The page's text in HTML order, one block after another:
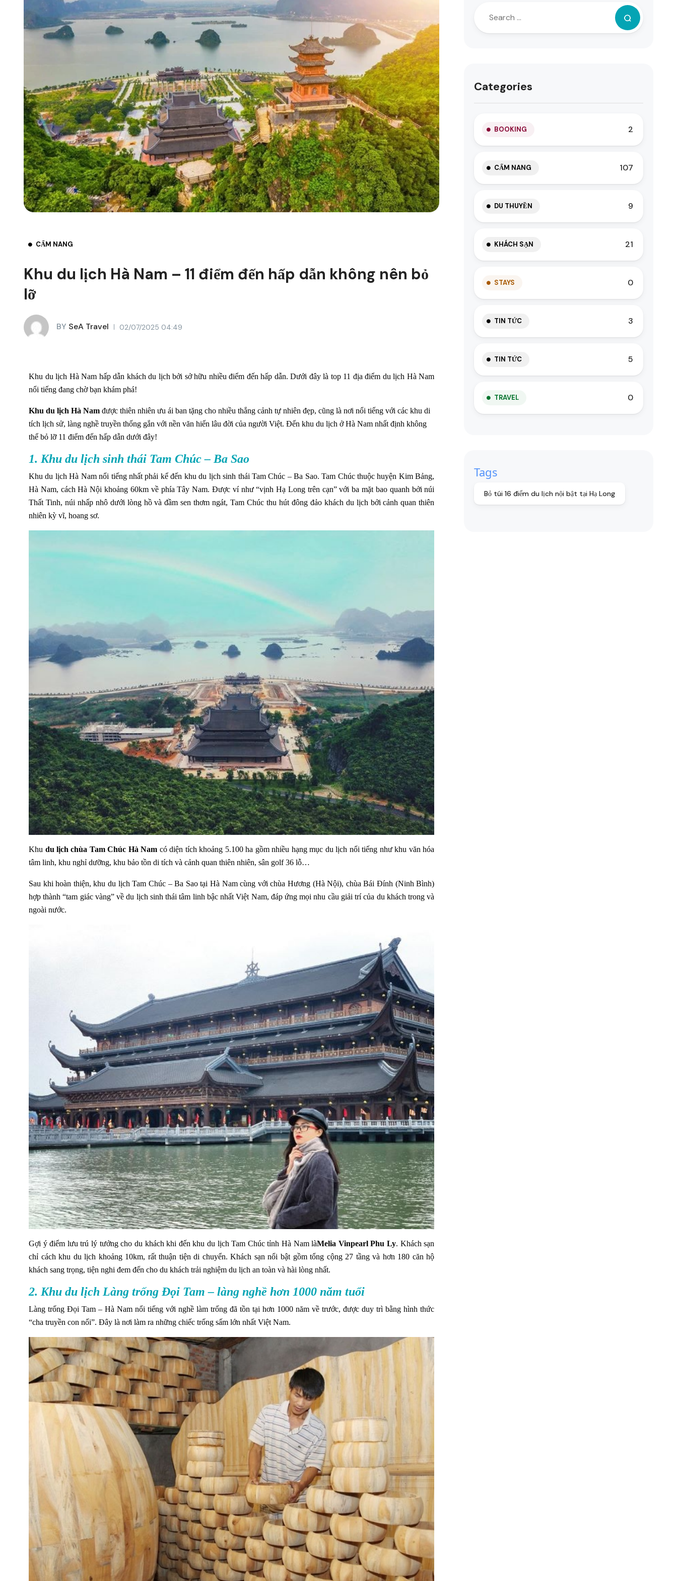
CẨM NANG
Khu du lịch Hà Nam – 11 điểm đến hấp dẫn không nên bỏ
lỡ
BY SeA Travel 02/07/2025 04:49
Khu du lịch Hà Nam hấp dẫn khách du lịch bởi sở hữu nhiều điểm đến hấp dẫn. Dưới đây là top 11 địa điểm du lịch Hà Nam
nổi tiếng đang chờ bạn khám phá!
Khu du lịch Hà Nam được thiên nhiên ưu ái ban tặng cho nhiều thắng cảnh tự nhiên đẹp, cũng là nơi nổi tiếng với các khu di
tích lịch sử, làng nghề truyền thống gắn với nền văn hiến lâu đời của người Việt. Đến khu du lịch ở Hà Nam nhất định không
thể bỏ lỡ 11 điểm đến hấp dẫn dưới đây!
1. Khu du lịch sinh thái Tam Chúc – Ba Sao
Khu du lịch Hà Nam nổi tiếng nhất phải kể đến khu du lịch sinh thái Tam Chúc – Ba Sao. Tam Chúc thuộc huyện Kim Bảng,
Hà Nam, cách Hà Nội khoảng 60km về phía Tây Nam. Được ví như “vịnh Hạ Long trên cạn” với ba mặt bao quanh bởi núi
Thất Tinh, núi nhấp nhô dưới lòng hồ và đầm sen thơm ngát, Tam Chúc thu hút đông đảo khách du lịch bởi cảnh quan thiên
nhiên kỳ vĩ, hoang sơ.
Khu du lịch chùa Tam Chúc Hà Nam có diện tích khoảng 5.100 ha gồm nhiều hạng mục du lịch nổi tiếng như khu văn hóa
tâm linh, khu nghỉ dưỡng, khu bảo tồn di tích và cảnh quan thiên nhiên, sân golf 36 lỗ…
Sau khi hoàn thiện, khu du lịch Tam Chúc – Ba Sao tại Hà Nam cùng với chùa Hương (Hà Nội), chùa Bái Đính (Ninh Bình)
hợp thành “tam giác vàng” về du lịch sinh thái tâm linh bậc nhất Việt Nam, đáp ứng mọi nhu cầu giải trí của du khách trong và
ngoài nước.
Gợi ý điểm lưu trú lý tưởng cho du khách khi đến khu du lịch Tam Chúc tỉnh Hà Nam làMelia Vinpearl Phu Ly. Khách sạn
chỉ cách khu du lịch khoảng 10km, rất thuận tiện di chuyển. Khách sạn nổi bật gồm tổng cộng 27 tầng và hơn 180 căn hộ
khách sang trọng, tiện nghi đem đến cho du khách trải nghiệm du lịch an toàn và hài lòng nhất.
2. Khu du lịch Làng trống Đọi Tam – làng nghề hơn 1000 năm tuổi
Làng trống Đọi Tam – Hà Nam nổi tiếng với nghề làm trống đã tồn tại hơn 1000 năm về trước, được duy trì bằng hình thức
“cha truyền con nối”. Đây là nơi làm ra những chiếc trống sấm lớn nhất Việt Nam.
Categories
BOOKING 2
CẨM NANG 107
DU THUYỀN 9
KHÁCH SẠN 21
STAYS 0
TIN TỨC 3
TIN TỨC 5
TRAVEL 0
Tags
Bỏ túi 16 điểm du lịch nội bật tại Hạ Long